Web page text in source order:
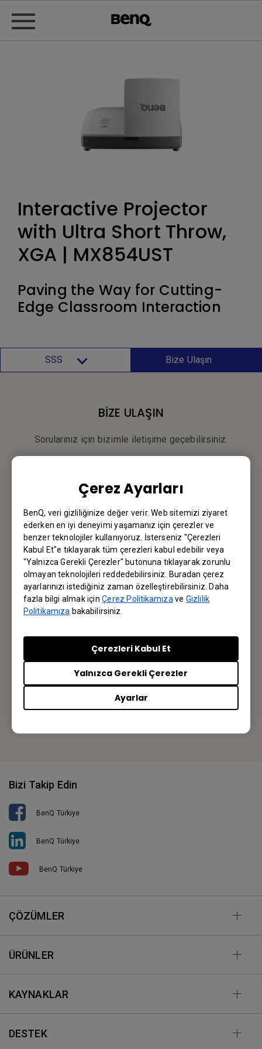
Çerez Ayarları
BenQ, veri gizliliğinize değer verir. Web sitemizi ziyaret
ederken en iyi deneyimi yaşamanız için çerezler ve
benzer teknolojiler kullanıyoruz. İsterseniz "Çerezleri
Kabul Et"e tıklayarak tüm çerezleri kabul edebilir veya
"Yalnızca Gerekli Çerezler" butonuna tıklayarak zorunlu
olmayan teknolojileri reddedebilirsiniz. Buradan çerez
ayarlarınızı istediğiniz zaman özelleştirebilirsiniz. Daha
fazla bilgi almak içinÇerez Politikamıza veGizlilik
Politikamıza bakabilirsiniz.
Ayarlar
Yalnızca Gerekli Çerezler
Çerezleri Kabul Et
Interactive Projector
with Ultra Short Throw,
XGA | MX854UST
Paving the Way for Cutting-
Edge Classroom Interaction
SSS Bize Ulaşın
BİZE ULAŞIN
Sorularınız için bizimle iletişime geçebilirsiniz.
Bültene kayıt olun
İlk siz haberdar olun.
Abone olun
BenQ Türkiye
Bizi Takip Edin
BenQ Türkiye
BenQ Türkiye
BenQ Türkiye
ÇÖZÜMLER
ÜRÜNLER
KAYNAKLAR
DESTEK